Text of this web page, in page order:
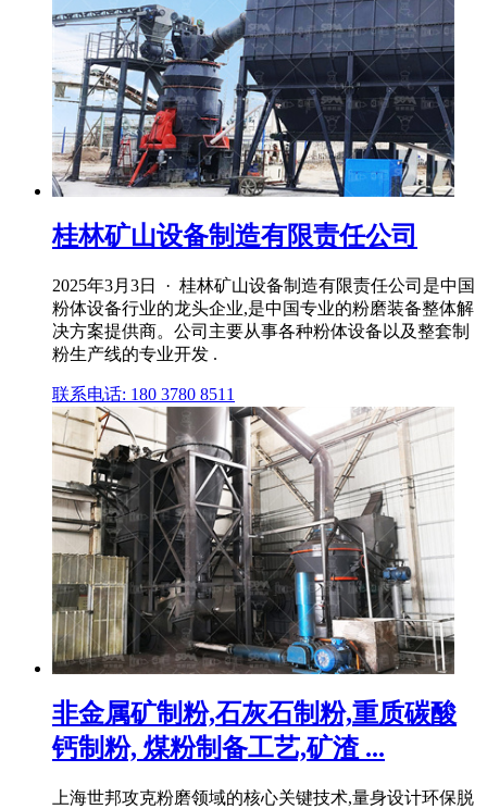
桂林矿山设备制造有限责任公司
2025年3月3日 · 桂林矿山设备制造有限责任公司是中国
粉体设备行业的龙头企业,是中国专业的粉磨装备整体解
决方案提供商。公司主要从事各种粉体设备以及整套制
粉生产线的专业开发 .
联系电话: 180 3780 8511
非金属矿制粉,石灰石制粉,重质碳酸
钙制粉, 煤粉制备工艺,矿渣 ...
上海世邦攻克粉磨领域的核心关键技术,量身设计环保脱